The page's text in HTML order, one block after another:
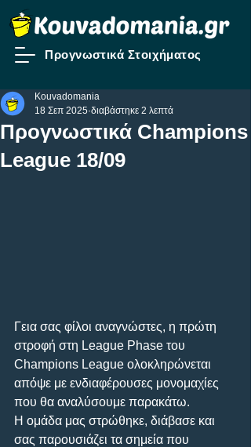
Προγνωστικά Στοιχήματος
Προγνωστικά Champions
League 18/09
Kouvadomania
18 Σεπ 2025 διαβάστηκε 2 λεπτά
Γεια σας φίλοι αναγνώστες, η πρώτη
στροφή στη League Phase του
Champions League ολοκληρώνεται
απόψε με ενδιαφέρουσες μονομαχίες
που θα αναλύσουμε παρακάτω.
Η ομάδα μας στρώθηκε, διάβασε και
σας παρουσιάζει τα σημεία που